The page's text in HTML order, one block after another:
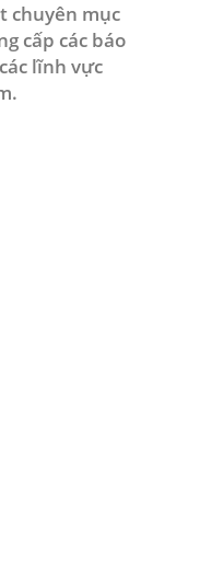
chuyên mục
cấp các báo
lĩnh vực